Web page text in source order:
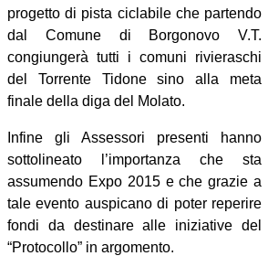
progetto di pista ciclabile che partendo
dal Comune di Borgonovo V.T.
congiungerà tutti i comuni rivieraschi
del Torrente Tidone sino alla meta
finale della diga del Molato.
Infine gli Assessori presenti hanno
sottolineato l’importanza che sta
assumendo Expo 2015 e che grazie a
tale evento auspicano di poter reperire
fondi da destinare alle iniziative del
“Protocollo” in argomento.